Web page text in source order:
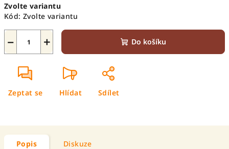
cena:
Zvolte variantu
Kód: Zvolte variantu
+
− Do košíku
Zeptat se Hlídat Sdílet
Popis Diskuze